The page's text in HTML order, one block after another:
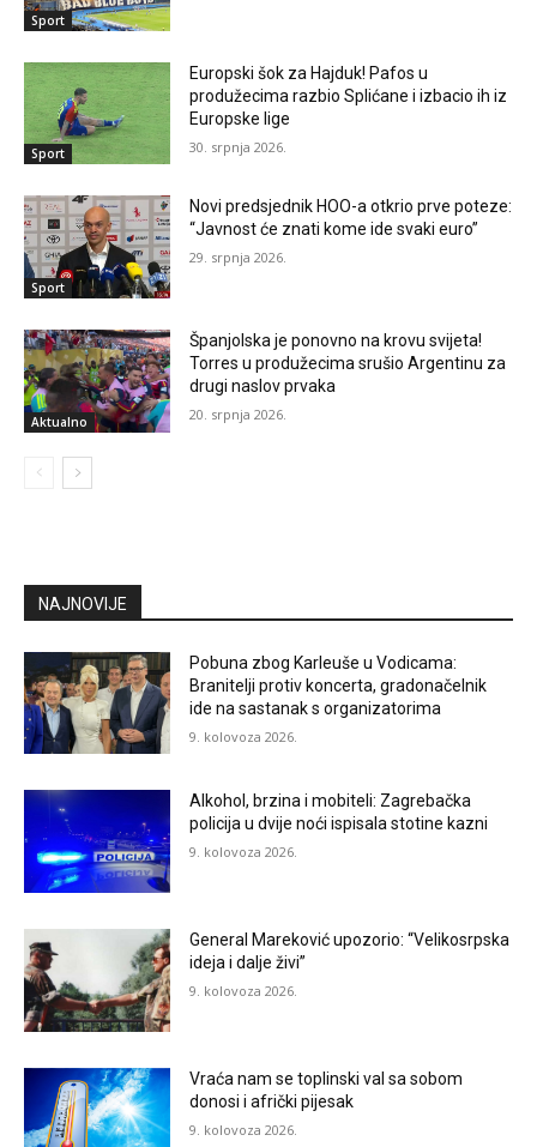
Sport
Sport
Europski šok za Hajduk! Pafos u
produžecima razbio Splićane i izbacio ih iz
Europske lige
30. srpnja 2026.
Sport
Novi predsjednik HOO-a otkrio prve poteze:
“Javnost će znati kome ide svaki euro”
29. srpnja 2026.
Aktualno
Španjolska je ponovno na krovu svijeta!
Torres u produžecima srušio Argentinu za
drugi naslov prvaka
20. srpnja 2026.
NAJNOVIJE
Pobuna zbog Karleuše u Vodicama:
Branitelji protiv koncerta, gradonačelnik
ide na sastanak s organizatorima
9. kolovoza 2026.
Alkohol, brzina i mobiteli: Zagrebačka
policija u dvije noći ispisala stotine kazni
9. kolovoza 2026.
General Mareković upozorio: “Velikosrpska
ideja i dalje živi”
9. kolovoza 2026.
Vraća nam se toplinski val sa sobom
donosi i afrički pijesak
9. kolovoza 2026.